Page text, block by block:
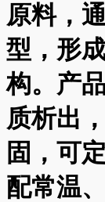
原料，
型，形
构。产
质析出
固，可
配常温